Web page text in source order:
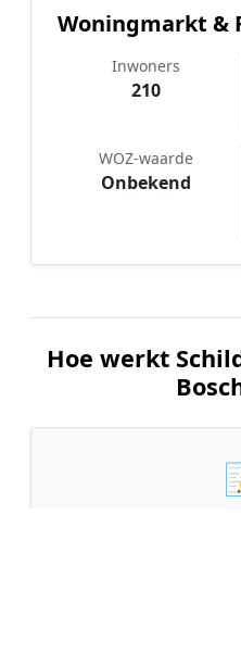
Woningmarkt &
Inwoners
210
WOZ-waarde
Onbekend
Hoe werkt